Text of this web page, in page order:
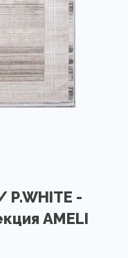
P.WHITE -
AMELI